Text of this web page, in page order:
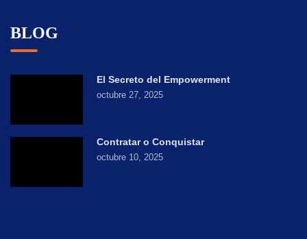
BLOG
El Secreto del Empowerment
octubre 27, 2025
Contratar o Conquistar
octubre 10, 2025